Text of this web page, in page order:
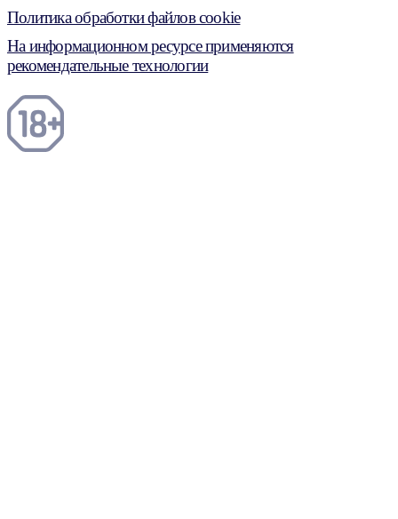
Политика обработки файлов cookie
На информационном ресурсе применяются
рекомендательные технологии